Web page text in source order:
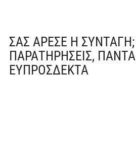
ΣΑΣ ΆΡΕΣΕ Η ΣΥΝΤΑΓΉ;
ΠΑΡΑΤΗΡΉΣΕΙΣ, ΠΆΝΤΑ
ΕΥΠΡΌΣΔΕΚΤΑ